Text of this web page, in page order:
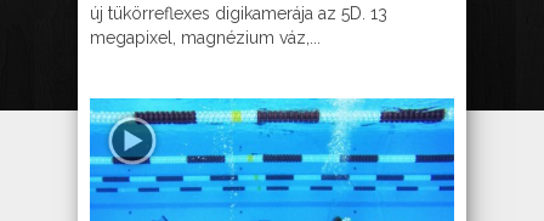
új tükörreflexes digikamerája az 5D. 13
megapixel, magnézium váz,...